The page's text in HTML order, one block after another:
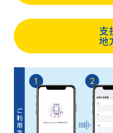
支
地